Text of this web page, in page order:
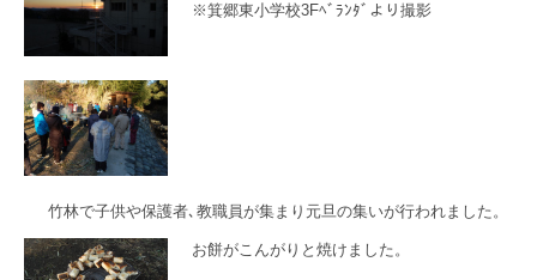
※箕郷東小学校3Fﾍﾞﾗﾝﾀﾞより撮影
竹林で子供や保護者､教職員が集まり元旦の集いが行われました。
お餅がこんがりと焼けました。